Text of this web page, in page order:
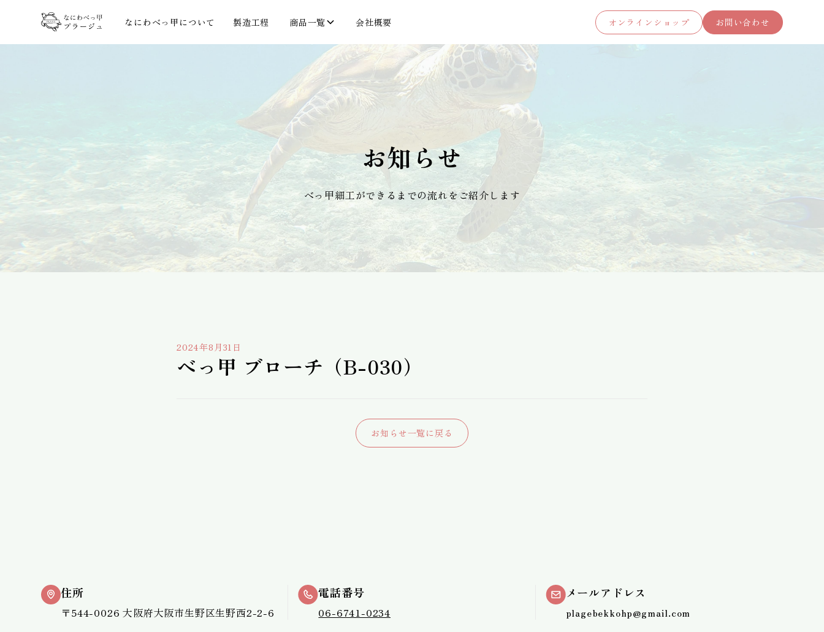
なにわべっ甲について 製造工程 商品一覧 会社概要 オンラインショップ お問い合わせ
お知らせ
べっ甲細工ができるまでの流れをご紹介します
2024年8月31日
べっ甲 ブローチ（B-030）
お知らせ一覧に戻る
住所
〒544-0026 大阪府大阪市生野区生野西2-2-6
電話番号
06-6741-0234
メールアドレス
plagebekkohp@gmail.com